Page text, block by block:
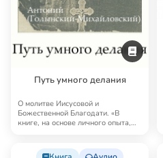
Путь умного делания
О молитве Иисусовой и
Божественной Благодати. «В
книге, на основе личного опыта,